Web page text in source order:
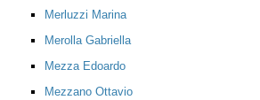
Merluzzi Marina
Merolla Gabriella
Mezza Edoardo
Mezzano Ottavio